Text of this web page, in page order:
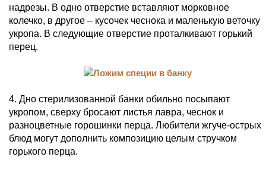
надрезы. В одно отверстие вставляют морковное
колечко, в другое – кусочек чеснока и маленькую веточку
укропа. В следующие отверстие проталкивают горький
перец.
4. Дно стерилизованной банки обильно посыпают
укропом, сверху бросают листья лавра, чеснок и
разноцветные горошинки перца. Любители жгуче-острых
блюд могут дополнить композицию целым стручком
горького перца.